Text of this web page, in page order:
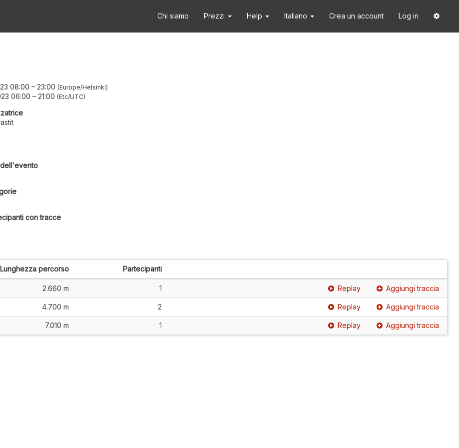
Chi siamo Prezzi Help Italiano Crea un account Log in
08:00 – 23:00 Europe/Helsinki
06:00 – 21:00 Etc/UTC
con tracce
Lunghezza percorso Partecipanti
2.660 m 1 Replay Aggiungi traccia
4.700 m 2 Replay Aggiungi traccia
7.010 m 1 Replay Aggiungi traccia